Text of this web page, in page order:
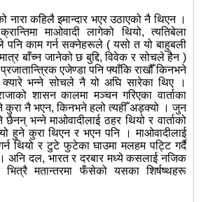
नारा कहिलै इमान्दार भएर उठाएको नै थिएन ।
माओवादी लागेको थियो, त्यतिबेला
पनि काम गर्न सक्नेहरूले ( यसो त यो बाहुबली
बाँच्न जानेको छ बुद्दि, विवेक र सोचले हैन )
एजेण्डा पनि फ्याँकि राखौँ किनभने
क्यारे भन्ने सोचले नै यो अघि सारेका थिए ।
शासन कालमा मञ्चन गरिएका वार्ताका
कुरा नै भएन, किनभने हलो त्यहीँ अड्क्यो । जुन
भन्ने माओवादीलाई ठहर थियो र वार्ताको
हुने कुरा थिएन र भएन पनि । माओवादीलाई
थियो र टुटे फुटेका घाउमा मलहम पट्टि गर्दै
। अनि दल, भारत र दरबार मध्ये कसलाई नजिक
भित्रै मतान्तरमा फँसेको यसका शिर्षष्थहरू